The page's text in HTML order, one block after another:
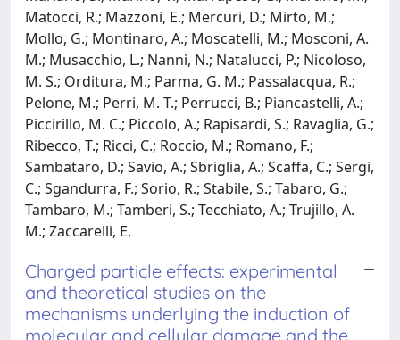
Matocci, R.; Mazzoni, E.; Mercuri, D.; Mirto, M.;
Mollo, G.; Montinaro, A.; Moscatelli, M.; Mosconi, A.
M.; Musacchio, L.; Nanni, N.; Natalucci, P.; Nicoloso,
M. S.; Orditura, M.; Parma, G. M.; Passalacqua, R.;
Pelone, M.; Perri, M. T.; Perrucci, B.; Piancastelli, A.;
Piccirillo, M. C.; Piccolo, A.; Rapisardi, S.; Ravaglia, G.;
Ribecco, T.; Ricci, C.; Roccio, M.; Romano, F.;
Sambataro, D.; Savio, A.; Sbriglia, A.; Scaffa, C.; Sergi,
C.; Sgandurra, F.; Sorio, R.; Stabile, S.; Tabaro, G.;
Tambaro, M.; Tamberi, S.; Tecchiato, A.; Trujillo, A.
M.; Zaccarelli, E.
Charged particle effects: experimental
and theoretical studies on the
mechanisms underlying the induction of
molecular and cellular damage and the